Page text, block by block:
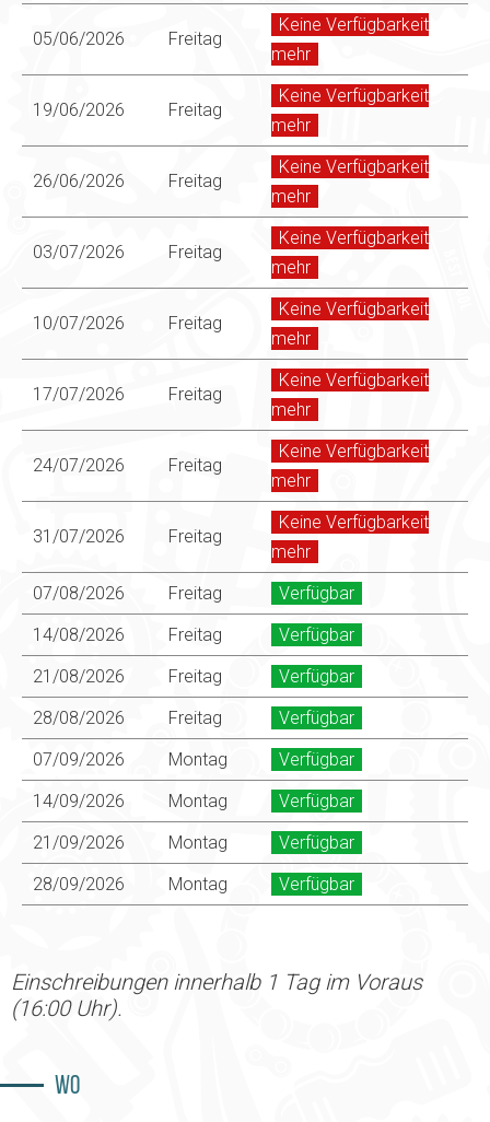
05/06/2026 Freitag
Keine Verfügbarkeit
mehr
19/06/2026 Freitag
Keine Verfügbarkeit
mehr
26/06/2026 Freitag
Keine Verfügbarkeit
mehr
03/07/2026 Freitag
Keine Verfügbarkeit
mehr
10/07/2026 Freitag
Keine Verfügbarkeit
mehr
17/07/2026 Freitag
Keine Verfügbarkeit
mehr
24/07/2026 Freitag
Keine Verfügbarkeit
mehr
31/07/2026 Freitag
Keine Verfügbarkeit
mehr
07/08/2026
Freitag
Verfügbar
14/08/2026
Freitag
Verfügbar
21/08/2026
Freitag
Verfügbar
28/08/2026
Freitag
Verfügbar
07/09/2026
Montag
Verfügbar
14/09/2026
Montag
Verfügbar
21/09/2026
Montag
Verfügbar
28/09/2026
Montag Verfügbar
Einschreibungen innerhalb 1 Tag im Voraus
(16:00 Uhr).
Wo